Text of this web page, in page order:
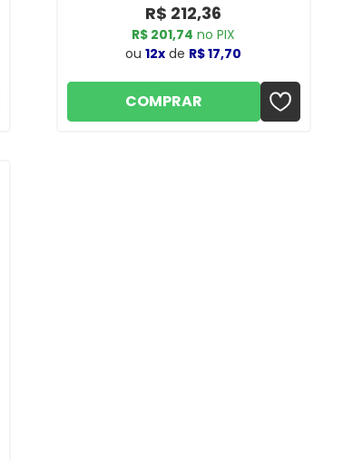
R$ 212,36
R$ 201,74 no PIX
ou12x de R$ 17,70
COMPRAR